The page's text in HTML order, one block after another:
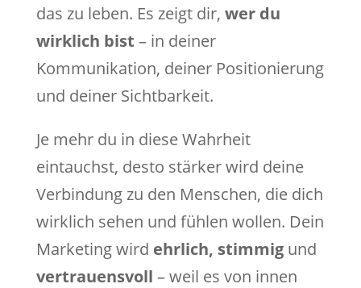
das zu leben. Es zeigt dir, wer du
wirklich bist – in deiner
Kommunikation, deiner Positionierung
und deiner Sichtbarkeit.
Je mehr du in diese Wahrheit
eintauchst, desto stärker wird deine
Verbindung zu den Menschen, die dich
wirklich sehen und fühlen wollen. Dein
Marketing wird ehrlich, stimmig und
vertrauensvoll – weil es von innen